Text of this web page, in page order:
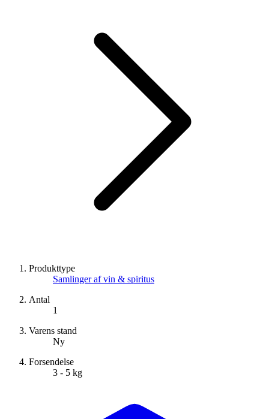
Produkttype
Samlinger af vin & spiritus
Antal
1
Varens stand
Ny
Forsendelse
3 - 5 kg